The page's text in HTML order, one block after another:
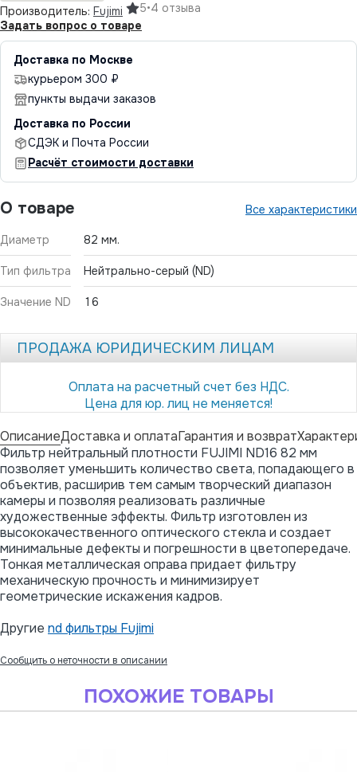
ПРОДАЖА ЮРИДИЧЕСКИМ ЛИЦАМ
Оплата на расчетный счет без НДС.
Цена для юр. лиц не меняется!
О товаре Все характеристики
Диаметр 82 мм.
Тип фильтра Нейтрально-серый (ND)
Значение ND 16
Производитель: Fujimi 5•4 отзыва
Задать вопрос о товаре
Доставка по Москве
курьером 300 ₽
пункты выдачи заказов
Доставка по России
СДЭК и Почта России
Расчёт стоимости доставки
ОписаниеДоставка и оплатаГарантия и возврат
Фильтр нейтральный плотности FUJIMI ND16 82 мм
позволяет уменьшить количество света, попадающего в
объектив, расширив тем самым творческий диапазон
камеры и позволяя реализовать различные
художественные эффекты. Фильтр изготовлен из
высококачественного оптического стекла и создает
минимальные дефекты и погрешности в цветопередаче.
Тонкая металлическая оправа придает фильтру
механическую прочность и минимизирует
геометрические искажения кадров.
Другие nd фильтры Fujimi
Сообщить о неточности в описании
ПОХОЖИЕ ТОВАРЫ